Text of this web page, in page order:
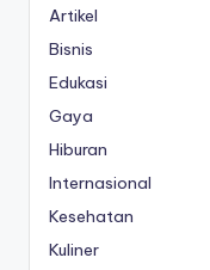
Artikel
Bisnis
Edukasi
Gaya
Hiburan
Internasional
Kesehatan
Kuliner